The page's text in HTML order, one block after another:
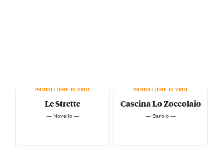
PRODUTTORE DI VINO
Le Strette
— Novello —
PRODUTTORE DI VINO
Cascina Lo Zoccolaio
— Barolo —